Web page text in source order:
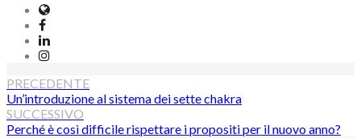
Website
Facebook
LinkedIn
Instagram
Navigazione
articoli
PRECEDENTE
Un’introduzione al sistema dei sette chakra
SUCCESSIVO
Perché è così difficile rispettare i propositi per il nuovo anno?